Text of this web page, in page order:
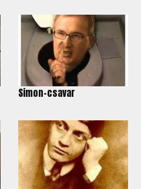
Simon-csavar